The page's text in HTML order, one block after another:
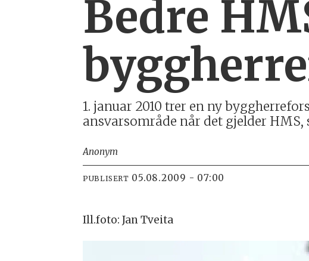
Bedre
1. januar 2010 trer en ny
ansvarsområde når det gjelder HMS,
Anonym
PUBLISERT 05.08.2009 - 07:00
Ill.foto: Jan Tveita